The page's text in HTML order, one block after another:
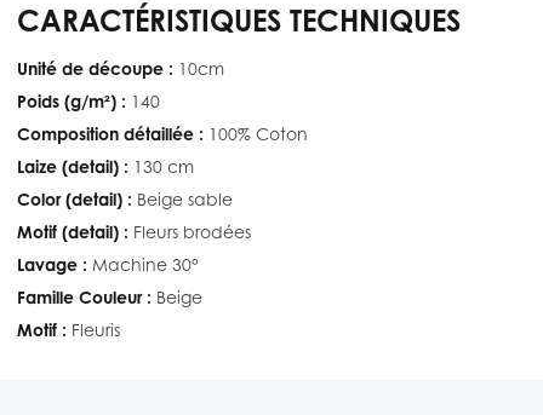
CARACTÉRISTIQUES TECHNIQUES
Unité de découpe : 10cm
Poids (g/m²) : 140
Composition détaillée : 100% Coton
Laize (detail) : 130 cm
Color (detail) : Beige sable
Motif (detail) : Fleurs brodées
Lavage : Machine 30°
Famille Couleur : Beige
Motif : Fleuris